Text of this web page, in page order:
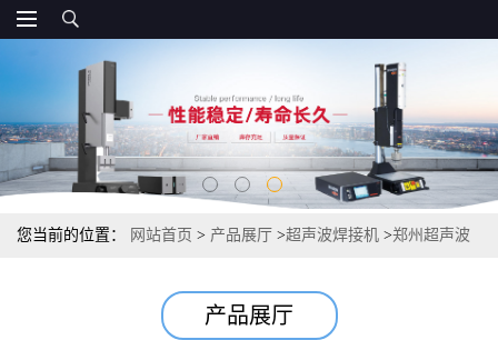
您当前的位置： 网站首页 > 产品展厅 >超声波焊接机 >郑州超声波
产品展厅